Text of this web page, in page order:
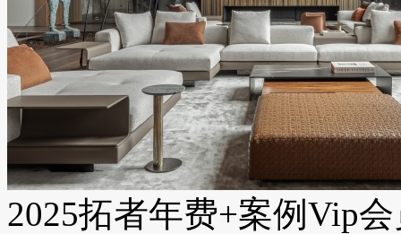
2025拓者年费+案例Vip